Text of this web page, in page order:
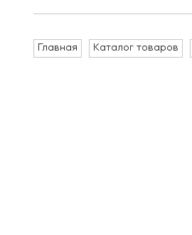
Главная Каталог товаров